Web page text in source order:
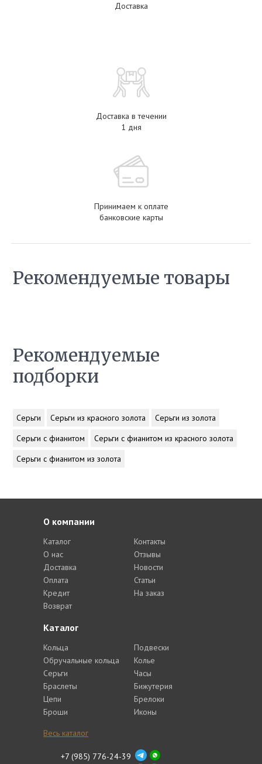
Доставка
Доставка в течении
1 дня
Принимаем к оплате
банковские карты
Рекомендуемые товары
Рекомендуемые
подборки
Серьги Серьги из красного золота
Серьги из золота
Серьги с фианитом
Серьги с фианитом из красного золота
Серьги с фианитом из золота
Каталог
Кольца
Обручальные кольца
Серьги
Браслеты
Цепи
Броши
Подвески
Колье
Часы
Бижутерия
Брелоки
Иконы
Весь каталог
О компании
Каталог
О нас
Доставка
Оплата
Кредит
Возврат
Контакты
Отзывы
Новости
Статьи
На заказ
+7 (985) 776-24-39